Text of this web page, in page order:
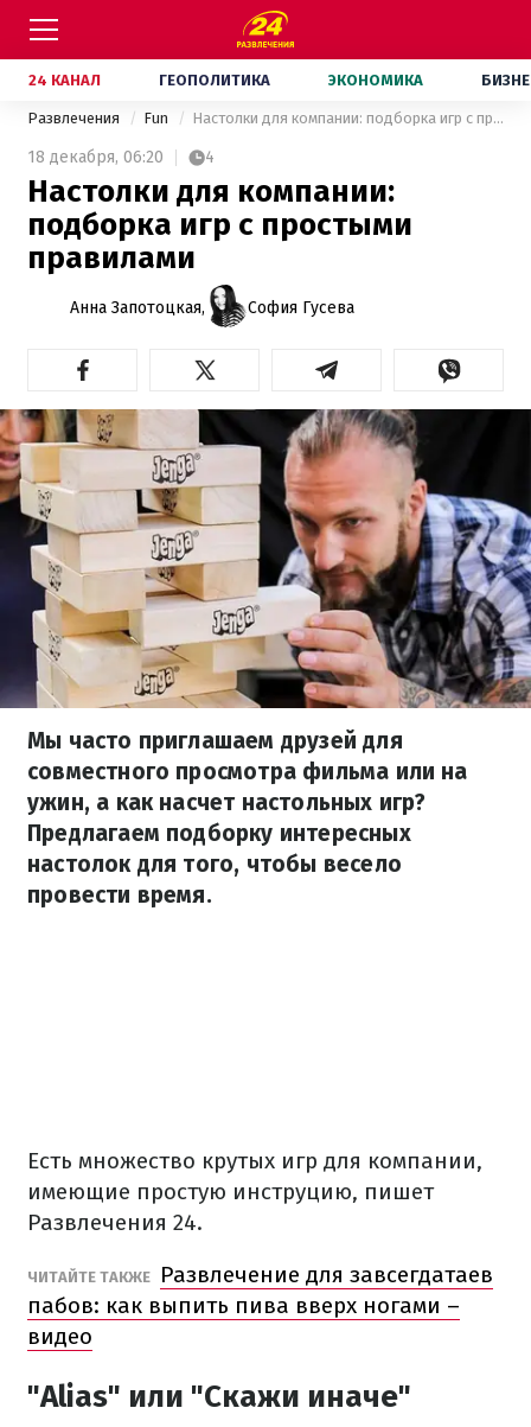
24 КАНАЛ ГЕОПОЛИТИКА ЭКОНОМИКА
Развлечения Fun Настолки для компании: подборка игр с простыми правилами
18 декабря, 06:20 4
Настолки для компании:
подборка игр с простыми
правилами
Анна Запотоцкая, София Гусева
Мы часто приглашаем друзей для
совместного просмотра фильма или на
ужин, а как насчет настольных игр?
Предлагаем подборку интересных
настолок для того, чтобы весело
провести время.
Есть множество крутых игр для компании,
имеющие простую инструцию, пишет
Развлечения 24.
ЧИТАЙТЕ ТАКЖЕ
Развлечение для завсегдатаев
пабов: как выпить пива вверх ногами –
видео
"Alias" или "Скажи иначе"